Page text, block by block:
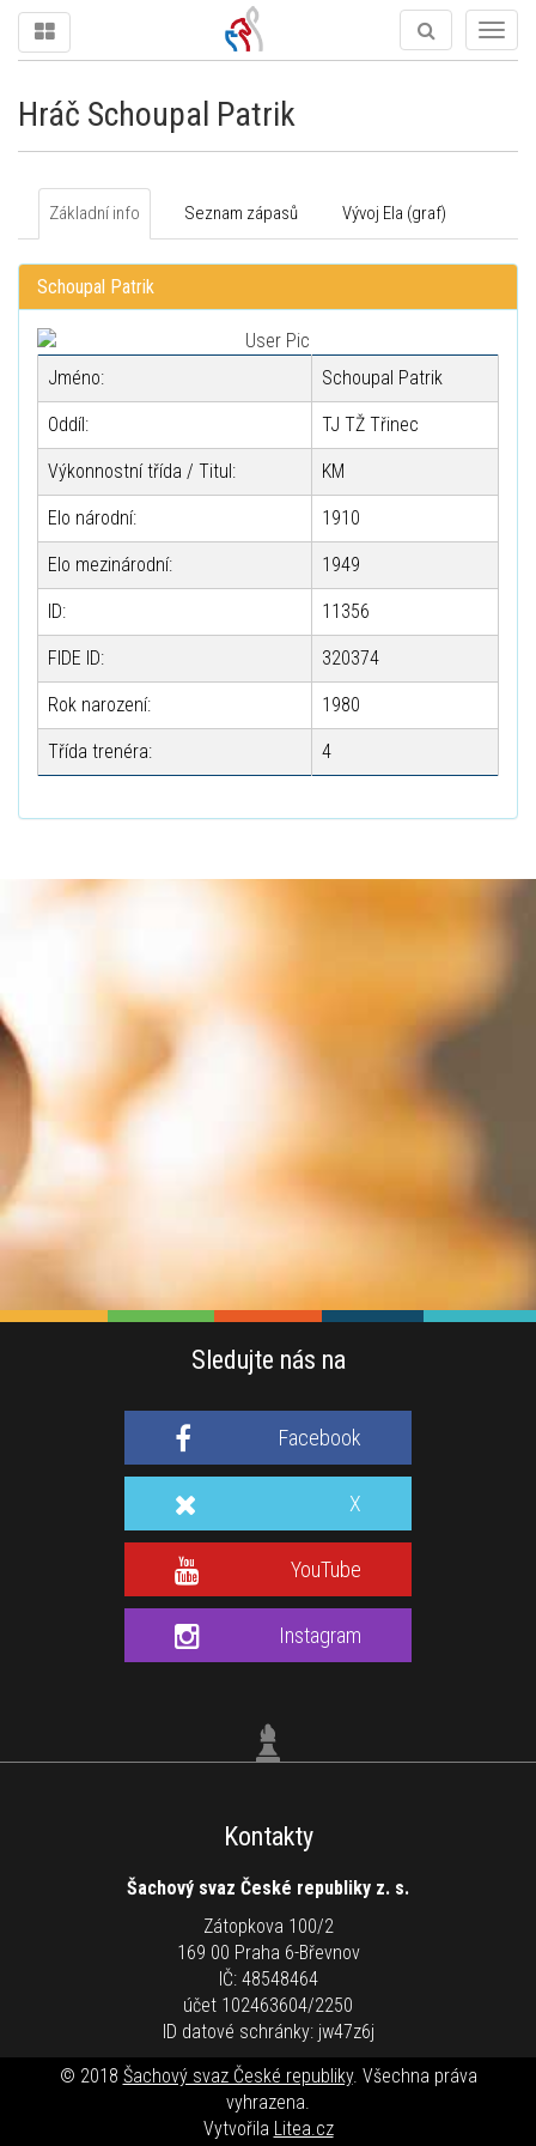
Hráč Schoupal Patrik
Základní info Seznam zápasů Vývoj Ela (graf)
Schoupal Patrik
Jméno: Schoupal Patrik
Oddíl: TJ TŽ Třinec
Výkonnostní třída / Titul: KM
Elo národní: 1910
Elo mezinárodní: 1949
ID: 11356
FIDE ID: 320374
Rok narození: 1980
Třída trenéra: 4
Sledujte nás na
Facebook
X
YouTube
Instagram
Kontakty
Šachový svaz České republiky z. s.
Zátopkova 100/2
169 00 Praha 6-Břevnov
IČ: 48548464
účet 102463604/2250
ID datové schránky: jw47z6j
© 2018 Šachový svaz České republiky. Všechna práva
vyhrazena.
Vytvořila Litea.cz